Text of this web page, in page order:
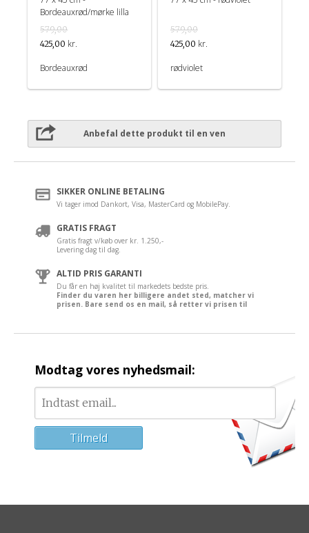
Bordeauxrød/mørke lilla
579,00
425,00 kr.
Bordeauxrød
579,00
425,00 kr.
rødviolet
Anbefal dette produkt til en ven
SIKKER ONLINE BETALING
Vi tager imod Dankort, Visa, MasterCard og MobilePay.
GRATIS FRAGT
Gratis fragt v/køb over kr. 1.250,-
Levering dag til dag.
ALTID PRIS GARANTI
Du får en høj kvalitet til markedets bedste pris.
Finder du varen her billigere andet sted, matcher vi
prisen. Bare send os en mail, så retter vi prisen til
Modtag vores nyhedsmail: